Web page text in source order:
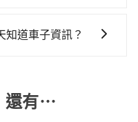
把握最划算的價格。
程。
知道車子資訊？
於用車前一天晚上8點
有特殊的用車需求，
還有⋯